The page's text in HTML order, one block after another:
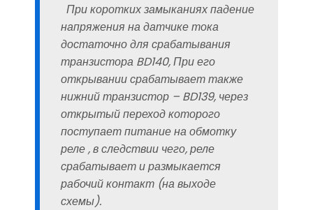
При коротких замыканиях падение
напряжения на датчике тока
достаточно для срабатывания
транзистора BD140, При его
открывании срабатывает также
нижний транзистор – BD139, через
открытый переход которого
поступает питание на обмотку
реле , в следствии чего, реле
срабатывает и размыкается
рабочий контакт (на выходе
схемы).